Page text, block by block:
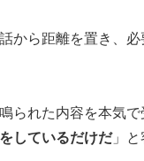
から距離を置き、
られた内容を本気で
しているだけだ」と